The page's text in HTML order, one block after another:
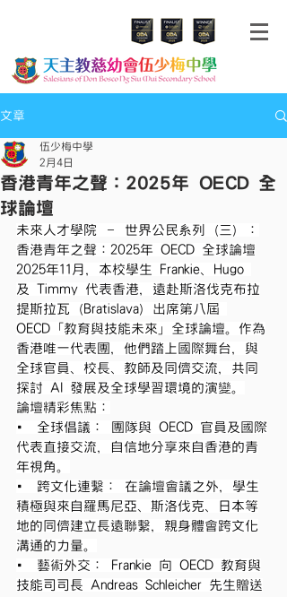
文章
香港青年之聲：2025年 OECD 全
球論壇
伍少梅中學
2月4日
未來人才學院 – 世界公民系列（三）：
香港青年之聲：2025年 OECD 全球論壇
2025年11月，本校學生 Frankie、Hugo
及 Timmy 代表香港，遠赴斯洛伐克布拉
提斯拉瓦（Bratislava）出席第八屆
OECD「教育與技能未來」全球論壇。作為
香港唯一代表團，他們踏上國際舞台，與
全球官員、校長、教師及同儕交流，共同
探討 AI 發展及全球學習環境的演變。
論壇精彩焦點：
• 全球倡議： 團隊與 OECD 官員及國際
代表直接交流，自信地分享來自香港的青
年視角。
• 跨文化連繫： 在論壇會議之外，學生
積極與來自羅馬尼亞、斯洛伐克、日本等
地的同儕建立長遠聯繫，親身體會跨文化
溝通的力量。
• 藝術外交： Frankie 向 OECD 教育與
技能司司長 Andreas Schleicher 先生贈送